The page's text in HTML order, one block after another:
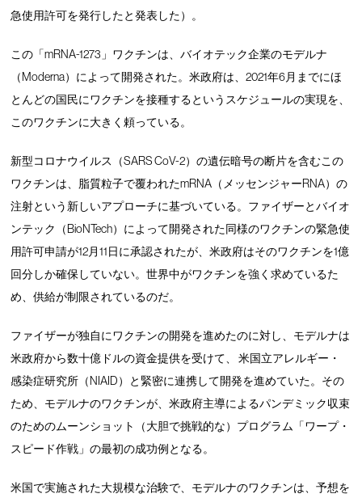
急使用許可を発行したと発表した）。
この「mRNA-1273」ワクチンは、バイオテック企業のモデルナ
（Moderna）によって開発された。米政府は、2021年6月までにほ
とんどの国民にワクチンを接種するというスケジュールの実現を、
このワクチンに大きく頼っている。
新型コロナウイルス（SARS CoV-2）の遺伝暗号の断片を含むこの
ワクチンは、脂質粒子で覆われたmRNA（メッセンジャーRNA）の
注射という新しいアプローチに基づいている。ファイザーとバイオ
ンテック（BioNTech）によって開発された同様のワクチンの緊急使
用許可申請が12月11日に承認されたが、米政府はそのワクチンを1億
回分しか確保していない。世界中がワクチンを強く求めているた
め、供給が制限されているのだ。
ファイザーが独自にワクチンの開発を進めたのに対し、モデルナは
米政府から数十億ドルの資金提供を受けて、 米国立アレルギー・
感染症研究所（NIAID）と緊密に連携して開発を進めていた。その
ため、モデルナのワクチンが、米政府主導によるパンデミック収束
のためのムーンショット（大胆で挑戦的な）プログラム「ワープ・
スピード作戦」の最初の成功例となる。
米国で実施された大規模な治験で、モデルナのワクチンは、予想を